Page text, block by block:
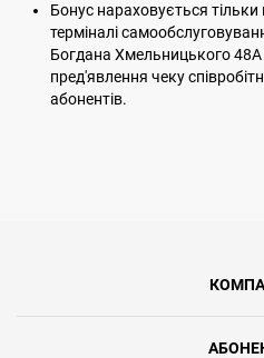
Бонус нараховується
терміналі
Богдана Хмельницького 48А
пред'явлення чеку
абонентів.